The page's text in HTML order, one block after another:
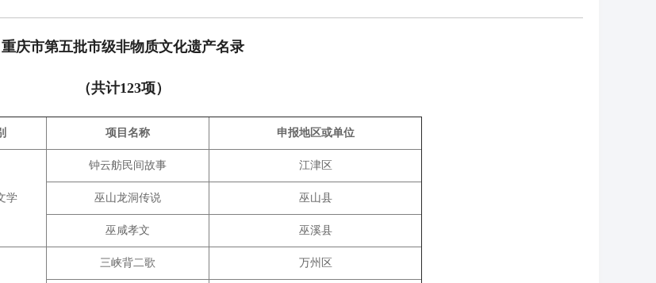
重庆市第五批市级非物质文化遗产名录
（共计123项）
项目名称 申报地区或单位
学
钟云舫民间故事 江津区
巫山龙洞传说 巫山县
巫咸孝文 巫溪县
三峡背二歌 万州区